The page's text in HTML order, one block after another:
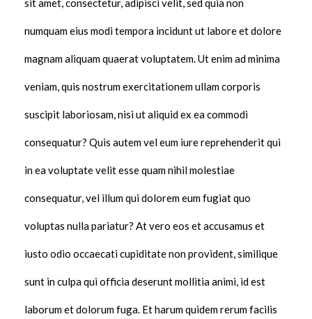
sit amet, consectetur, adipisci velit, sed quia non
numquam eius modi tempora incidunt ut labore et dolore
magnam aliquam quaerat voluptatem. Ut enim ad minima
veniam, quis nostrum exercitationem ullam corporis
suscipit laboriosam, nisi ut aliquid ex ea commodi
consequatur? Quis autem vel eum iure reprehenderit qui
in ea voluptate velit esse quam nihil molestiae
consequatur, vel illum qui dolorem eum fugiat quo
voluptas nulla pariatur? At vero eos et accusamus et
iusto odio occaecati cupiditate non provident, similique
sunt in culpa qui officia deserunt mollitia animi, id est
laborum et dolorum fuga. Et harum quidem rerum facilis